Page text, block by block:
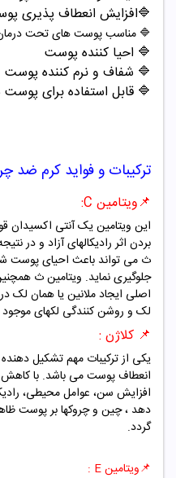
🔷افزایش انعطاف پذیری
🔷 مناسب پوست های تحت درمان
🔷 احیا کننده پوست
🔷 شفاف و نرم کننده پوست
🔷 قابل استفاده برای
ترکیبات و فواید کرم ضد
📌ویتامین C:
این ویتامین یک آنتی اکسیدان
بردن اثر رادیکالهای آزاد و در
ث می تواند باعث احیای پوست
جلوگیری نماید. ویتامین ث همچنین
اصلی ایجاد ملانین یا همان لک
لک و روشن کنندگی لکهای
📌 کلاژن :
یکی از ترکیبات مهم تشکیل
انعطاف پوست می باشد. با کاهش
افزایش سن، عوامل محیطی،
دهد ، چین و چروکها بر پوست
گردد.
📌ویتامین E :